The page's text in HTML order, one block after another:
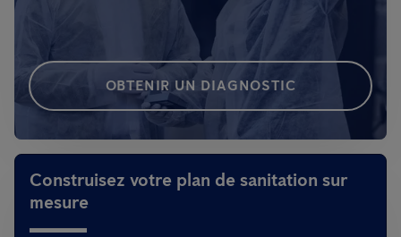
OBTENIR UN DIAGNOSTIC
Construisez votre plan de sanitation sur
mesure